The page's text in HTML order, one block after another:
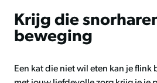
Krijg die
beweging
Een kat die niet wil eten kan je flink